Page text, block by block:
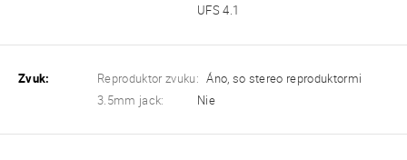
UFS 4.1
Zvuk: Reproduktor zvuku:
Áno, so stereo reproduktormi
3.5mm jack:
Nie